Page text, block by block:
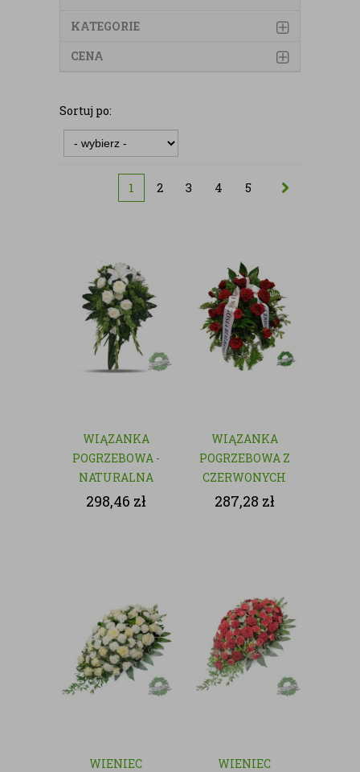
KATEGORIE
CENA
Sortuj po:
1 2 3 4 5
WIĄZANKA
POGRZEBOWA -
NATURALNA
298,46 zł
WIĄZANKA
POGRZEBOWA Z
CZERWONYCH
KWIATÓW
287,28 zł
WIENIEC
WIENIEC